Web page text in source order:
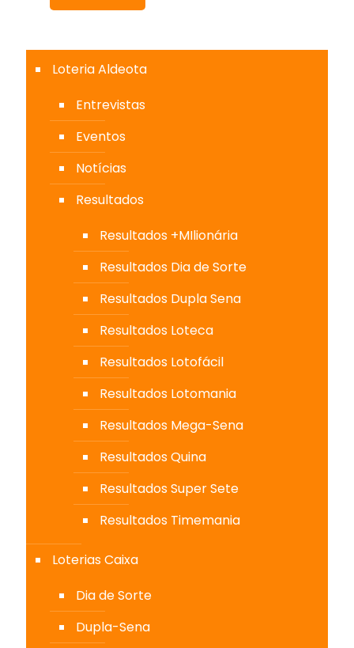
Loteria Aldeota
Entrevistas
Eventos
Notícias
Resultados
Resultados +MIlionária
Resultados Dia de Sorte
Resultados Dupla Sena
Resultados Loteca
Resultados Lotofácil
Resultados Lotomania
Resultados Mega-Sena
Resultados Quina
Resultados Super Sete
Resultados Timemania
Loterias Caixa
Dia de Sorte
Dupla-Sena